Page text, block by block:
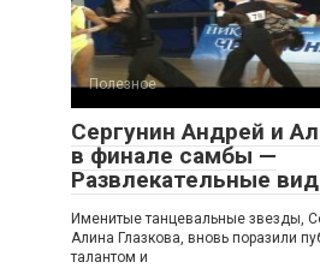
Полезное
Сергунин Андрей и
в финале самбы —
Развлекательные
Именитые танцевальные звезды,
Алина Глазкова, вновь поразили
талантом и